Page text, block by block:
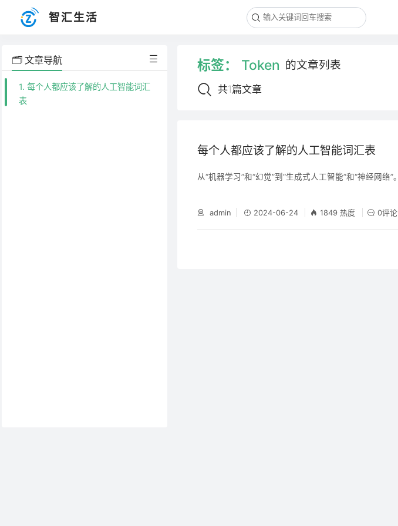
智汇生活
🗂️ 文章导航
1. 每个人都应该了解的人工智能词汇
表
标签： Token 的文章列表
共1篇文章
每个人都应该了解的人工智能词汇表
从“机器学习”和“幻觉”到“生成式人工智能”和“神经网络”。
admin 2024-06-24 1849 热度 0评论